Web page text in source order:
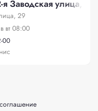
Заводская улица, 29
29
вт 08:00
00